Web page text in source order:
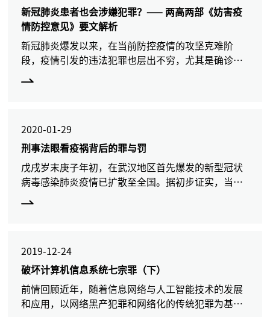
新冠肺炎患者也会涉嫌犯罪？—— 两高两部《妨害疫
情防控意见》要文解析
新冠肺炎爆发以来，在当前防控疫情的攻坚克难阶
段，疫情引发的违法犯罪也层出不穷，尤其是确诊或
2020-01-29
刑事法眼看疫祸背后的罪与罚
戊戌岁末庚子年初，在武汉地区首先爆发的新型冠状
病毒感染肺炎疫情已扩散至全国。据初步证实，当前
2019-12-24
破坏计算机信息系统七宗罪（下）
前情回顾近年，随着信息网络与人工智能技术的发展
和应用，以网络黑产犯罪和网络化的传统犯罪为基本